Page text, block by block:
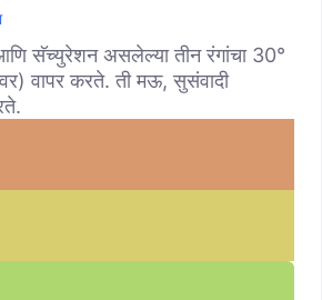
सॅच्युरेशन असलेल्या तीन रंगांचा 30°
वापर करते. ती मऊ, सुसंवादी